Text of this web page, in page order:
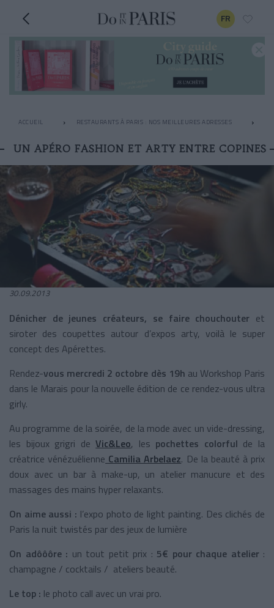
FR
ACCUEIL RESTAURANTS À PARIS : NOS MEILLEURES ADRESSES
UN APÉRO FASHION ET ARTY ENTRE COPINES
30.09.2013
Dénicher de jeunes créateurs, se faire chouchouter et
siroter des coupettes autour d’expos arty, voilà le super
concept des Apérettes.
Rendez-vous mercredi 2 octobre dès 19h au Workshop Paris
dans le Marais pour la nouvelle édition de ce rendez-vous ultra
girly.
Au programme de la soirée, de la mode avec un vide-dressing,
les bijoux grigri deVic&Leo, les pochettes colorful de la
créatrice vénézuélienne Camilia Arbelaez. De la beauté à prix
doux avec un bar à make-up, un atelier manucure et des
massages des mains hyper relaxants.
On aime aussi : l’expo photo de light painting. Des clichés de
Paris la nuit twistés par des jeux de lumière
On adôôôre : un tout petit prix : 5€ pour chaque atelier :
champagne / cocktails / ateliers beauté.
Le top : le photo call avec un vrai pro.